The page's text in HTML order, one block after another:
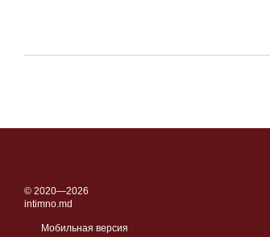
© 2020—2026
intimno.md
Мобильная версия